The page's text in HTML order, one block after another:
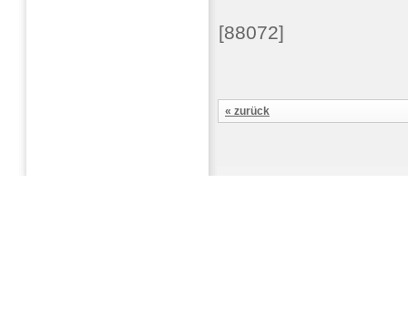
[88072]
« zurück